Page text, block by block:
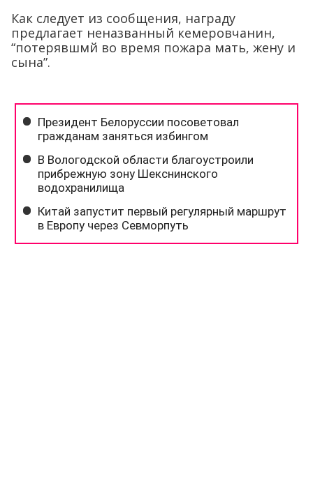
Как следует из сообщения, награду
предлагает неназванный кемеровчанин,
“потерявшмй во время пожара мать, жену и
сына”.